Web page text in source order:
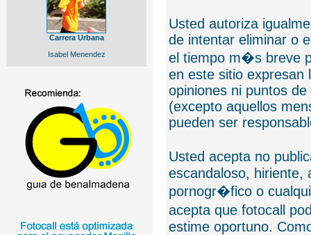
Carrera Urbana
Isabel Menendez
Usted autoriza
de intentar eliminar o
el tiempo m�s breve
en este sitio expresan
opiniones ni puntos
(excepto aquellos
pueden ser
Usted acepta no
escandaloso, hiriente,
pornogr�fico o
acepta que fotocall
estime oportuno.